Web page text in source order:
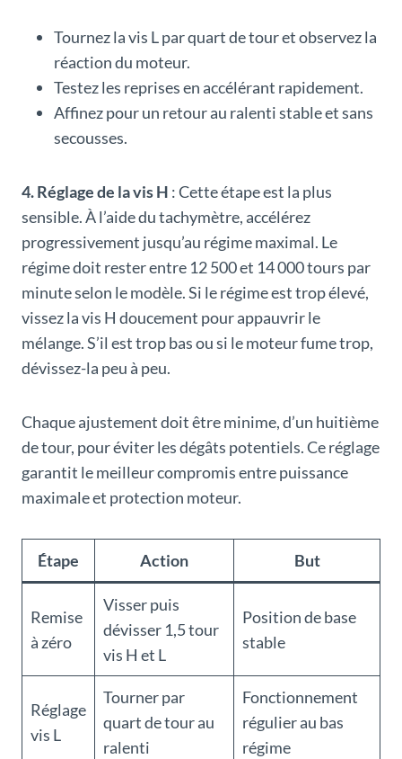
Tournez la vis L par quart de tour et observez la
réaction du moteur.
Testez les reprises en accélérant rapidement.
Affinez pour un retour au ralenti stable et sans
secousses.
4. Réglage de la vis H : Cette étape est la plus
sensible. À l’aide du tachymètre, accélérez
progressivement jusqu’au régime maximal. Le
régime doit rester entre 12 500 et 14 000 tours par
minute selon le modèle. Si le régime est trop élevé,
vissez la vis H doucement pour appauvrir le
mélange. S’il est trop bas ou si le moteur fume trop,
dévissez-la peu à peu.
Chaque ajustement doit être minime, d’un huitième
de tour, pour éviter les dégâts potentiels. Ce réglage
garantit le meilleur compromis entre puissance
maximale et protection moteur.
Étape Action But
Remise
à zéro
Visser puis
dévisser 1,5 tour
vis H et L
Position de base
stable
Réglage
vis L
Tourner par
quart de tour au
ralenti
Fonctionnement
régulier au bas
régime